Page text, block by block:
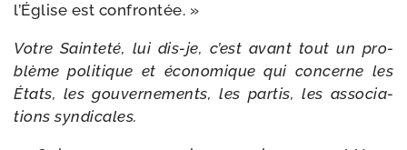
l’Église est confrontée. »
Votre Sainteté, lui dis-​je, c’est avant tout un pro­
blème poli­tique et éco­no­mique qui concerne les
États, les gou­ver­ne­ments, les par­tis, les asso­cia­
tions syndicales.